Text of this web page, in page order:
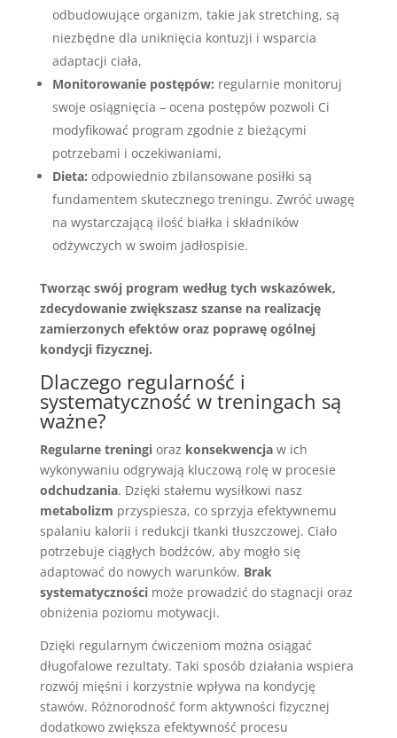
odbudowujące organizm, takie jak stretching, są
niezbędne dla uniknięcia kontuzji i wsparcia
adaptacji ciała,
Monitorowanie postępów: regularnie monitoruj
swoje osiągnięcia – ocena postępów pozwoli Ci
modyfikować program zgodnie z bieżącymi
potrzebami i oczekiwaniami,
Dieta: odpowiednio zbilansowane posiłki są
fundamentem skutecznego treningu. Zwróć uwagę
na wystarczającą ilość białka i składników
odżywczych w swoim jadłospisie.
Tworząc swój program według tych wskazówek,
zdecydowanie zwiększasz szanse na realizację
zamierzonych efektów oraz poprawę ogólnej
kondycji fizycznej.
Dlaczego regularność i
systematyczność w treningach są
ważne?
Regularne treningioraz konsekwencjaw ich
wykonywaniu odgrywają kluczową rolę w procesie
odchudzania. Dzięki stałemu wysiłkowi nasz
metabolizm przyspiesza, co sprzyja efektywnemu
spalaniu kalorii i redukcji tkanki tłuszczowej. Ciało
potrzebuje ciągłych bodźców, aby mogło się
adaptować do nowych warunków. Brak
systematycznościmoże prowadzić do stagnacji oraz
obniżenia poziomu motywacji.
Dzięki regularnym ćwiczeniom można osiągać
długofalowe rezultaty. Taki sposób działania wspiera
rozwój mięśni i korzystnie wpływa na kondycję
stawów. Różnorodność form aktywności fizycznej
dodatkowo zwiększa efektywność procesu